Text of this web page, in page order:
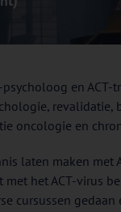
psycholoog en
oncologie en
laten maken met
met het ACT-virus
cursussen